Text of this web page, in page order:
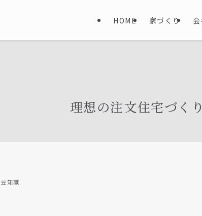
HOME 家づくり
理想の注文住宅づく
知識